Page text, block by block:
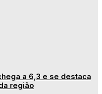
a 6,3 e se destaca
região